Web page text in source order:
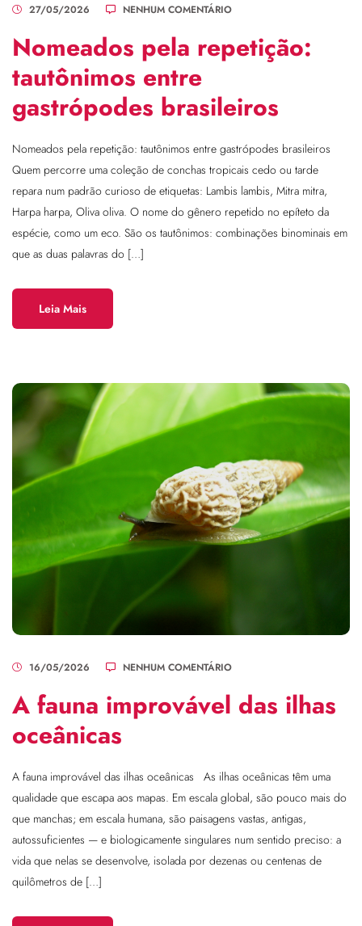
27/05/2026 NENHUM COMENTÁRIO
Nomeados pela repetição:
tautônimos entre
gastrópodes brasileiros
Nomeados pela repetição: tautônimos entre gastrópodes brasileiros
Quem percorre uma coleção de conchas tropicais cedo ou tarde
repara num padrão curioso de etiquetas: Lambis lambis, Mitra mitra,
Harpa harpa, Oliva oliva. O nome do gênero repetido no epíteto da
espécie, como um eco. São os tautônimos: combinações binominais em
que as duas palavras do […]
Leia Mais
16/05/2026 NENHUM COMENTÁRIO
A fauna improvável das ilhas
oceânicas
A fauna improvável das ilhas oceânicas As ilhas oceânicas têm uma
qualidade que escapa aos mapas. Em escala global, são pouco mais do
que manchas; em escala humana, são paisagens vastas, antigas,
autossuficientes — e biologicamente singulares num sentido preciso: a
vida que nelas se desenvolve, isolada por dezenas ou centenas de
quilômetros de […]